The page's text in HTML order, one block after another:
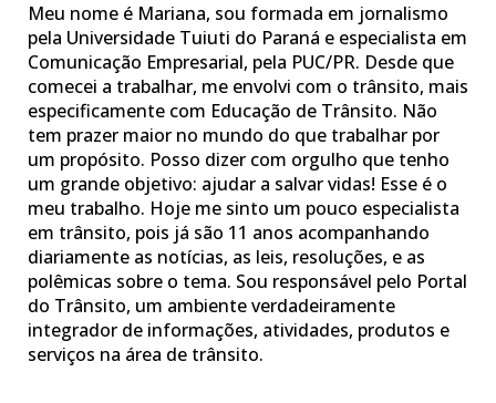
Meu nome é Mariana, sou formada em jornalismo
pela Universidade Tuiuti do Paraná e especialista em
Comunicação Empresarial, pela PUC/PR. Desde que
comecei a trabalhar, me envolvi com o trânsito, mais
especificamente com Educação de Trânsito. Não
tem prazer maior no mundo do que trabalhar por
um propósito. Posso dizer com orgulho que tenho
um grande objetivo: ajudar a salvar vidas! Esse é o
meu trabalho. Hoje me sinto um pouco especialista
em trânsito, pois já são 11 anos acompanhando
diariamente as notícias, as leis, resoluções, e as
polêmicas sobre o tema. Sou responsável pelo Portal
do Trânsito, um ambiente verdadeiramente
integrador de informações, atividades, produtos e
serviços na área de trânsito.